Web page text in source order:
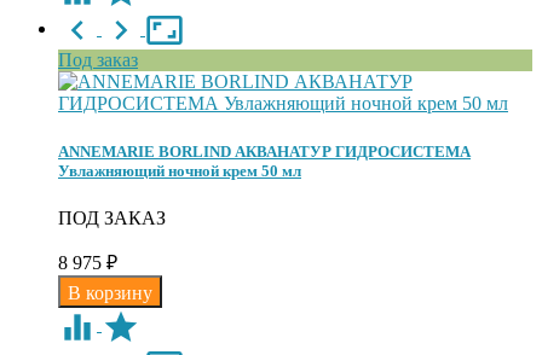
Под заказ
ANNEMARIE BORLIND АКВАНАТУР ГИДРОСИСТЕМА
Увлажняющий ночной крем 50 мл
ПОД ЗАКАЗ
8 975 ₽